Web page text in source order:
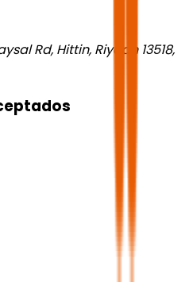
Rd, Hittin, Riyadh 13518,